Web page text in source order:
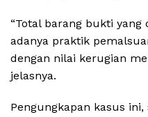
“Total barang bukti
adanya praktik
dengan nilai kerugian
jelasnya.
Pengungkapan kasus